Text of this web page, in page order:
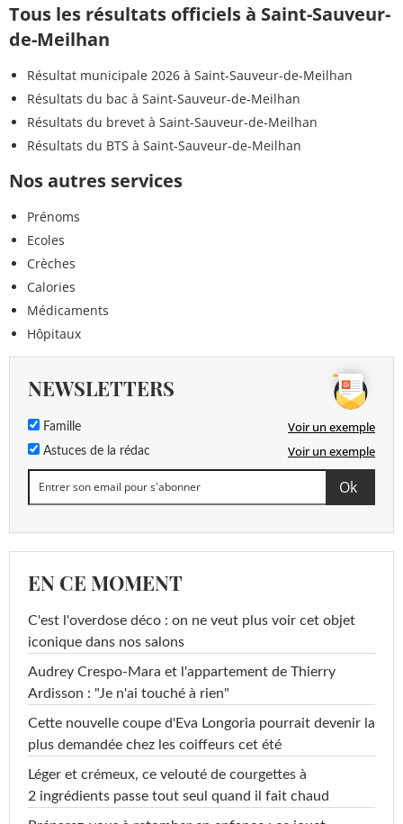
Tous les résultats officiels à Saint-Sauveur-
de-Meilhan
Résultat municipale 2026 à Saint-Sauveur-de-Meilhan
Résultats du bac à Saint-Sauveur-de-Meilhan
Résultats du brevet à Saint-Sauveur-de-Meilhan
Résultats du BTS à Saint-Sauveur-de-Meilhan
Nos autres services
Prénoms
Ecoles
Crèches
Calories
Médicaments
Hôpitaux
NEWSLETTERS
Famille Voir un exemple
Astuces de la rédac Voir un exemple
EN CE MOMENT
C'est l'overdose déco : on ne veut plus voir cet objet
iconique dans nos salons
Audrey Crespo-Mara et l'appartement de Thierry
Ardisson : "Je n'ai touché à rien"
Cette nouvelle coupe d'Eva Longoria pourrait devenir la
plus demandée chez les coiffeurs cet été
Léger et crémeux, ce velouté de courgettes à
2 ingrédients passe tout seul quand il fait chaud